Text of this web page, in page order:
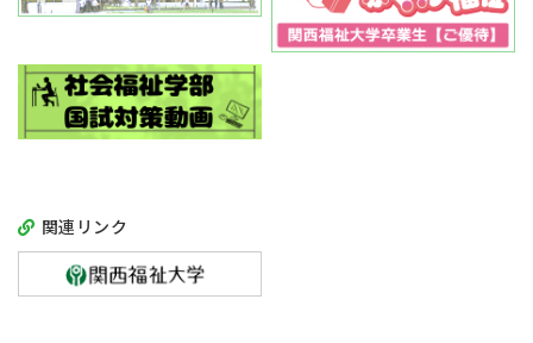
関連リンク